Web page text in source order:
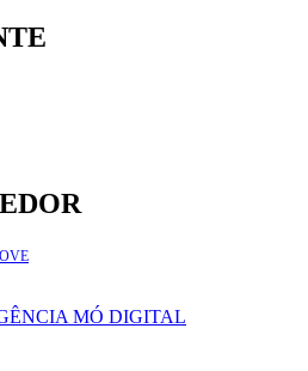
MÓ DIGITAL